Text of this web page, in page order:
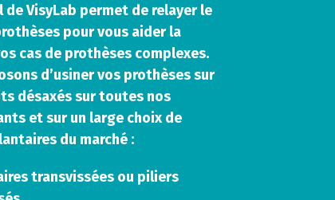
de VisyLab permet de relayer le
pour vous aider la
cas de prothèses complexes.
d’usiner vos prothèses sur
désaxés sur toutes nos
et sur un large choix de
du marché :
transvissées ou piliers